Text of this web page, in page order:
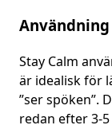
Användning
Stay Calm
är idealisk för
”ser spöken”.
redan efter 3-5